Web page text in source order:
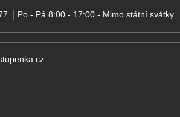
Po - Pá 8:00 - 17:00 - Mimo státní svátky.